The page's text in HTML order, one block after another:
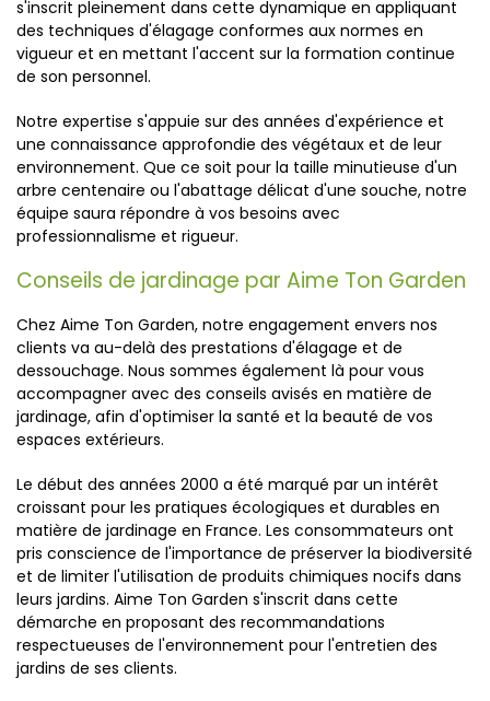
s'inscrit pleinement dans cette dynamique en appliquant
des techniques d'élagage conformes aux normes en
vigueur et en mettant l'accent sur la formation continue
de son personnel.
Notre expertise s'appuie sur des années d'expérience et
une connaissance approfondie des végétaux et de leur
environnement. Que ce soit pour la taille minutieuse d'un
arbre centenaire ou l'abattage délicat d'une souche, notre
équipe saura répondre à vos besoins avec
professionnalisme et rigueur.
Conseils de jardinage par Aime Ton Garden
Chez Aime Ton Garden, notre engagement envers nos
clients va au-delà des prestations d'élagage et de
dessouchage. Nous sommes également là pour vous
accompagner avec des conseils avisés en matière de
jardinage, afin d'optimiser la santé et la beauté de vos
espaces extérieurs.
Le début des années 2000 a été marqué par un intérêt
croissant pour les pratiques écologiques et durables en
matière de jardinage en France. Les consommateurs ont
pris conscience de l'importance de préserver la biodiversité
et de limiter l'utilisation de produits chimiques nocifs dans
leurs jardins. Aime Ton Garden s'inscrit dans cette
démarche en proposant des recommandations
respectueuses de l'environnement pour l'entretien des
jardins de ses clients.